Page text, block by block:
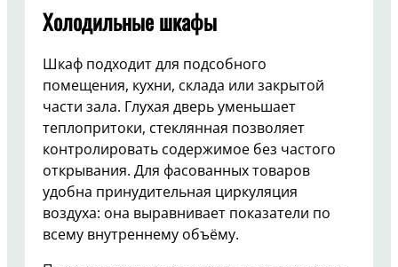
Холодильные шкафы
Шкаф подходит для подсобного
помещения, кухни, склада или закрытой
части зала. Глухая дверь уменьшает
теплопритоки, стеклянная позволяет
контролировать содержимое без частого
открывания. Для фасованных товаров
удобна принудительная циркуляция
воздуха: она выравнивает показатели по
всему внутреннему объёму.